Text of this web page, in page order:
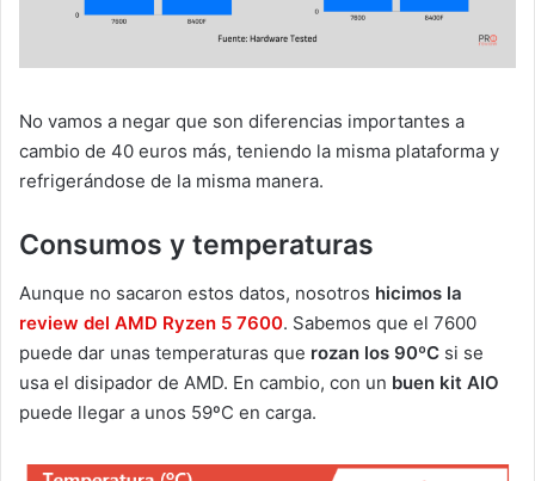
No vamos a negar que son diferencias importantes a
cambio de 40 euros más, teniendo la misma plataforma y
refrigerándose de la misma manera.
Consumos y temperaturas
Aunque no sacaron estos datos, nosotros hicimos la
review del AMD Ryzen 5 7600. Sabemos que el 7600
puede dar unas temperaturas que rozan los 90ºC si se
usa el disipador de AMD. En cambio, con un buen kit AIO
puede llegar a unos 59ºC en carga.